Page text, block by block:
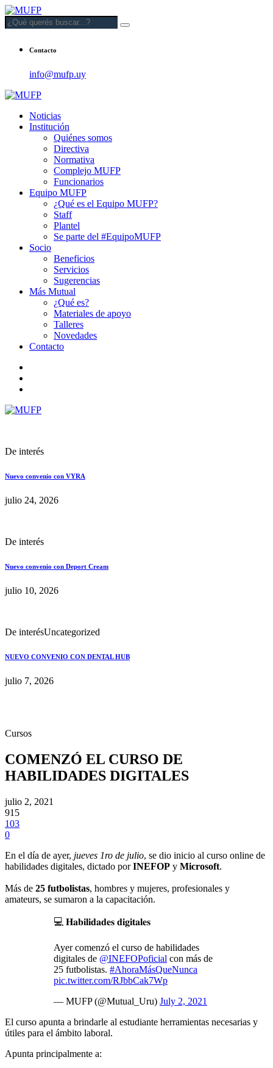
Contacto
info@mufp.uy
Noticias
Institución
Quiénes somos
Directiva
Normativa
Complejo MUFP
Funcionarios
Equipo MUFP
¿Qué es el Equipo MUFP?
Staff
Plantel
Se parte del #EquipoMUFP
Socio
Beneficios
Servicios
Sugerencias
Más Mutual
¿Qué es?
Materiales de apoyo
Talleres
Novedades
Contacto
De interés
Nuevo convenio con VYRA
julio 24, 2026
De interés
Nuevo convenio con Deport Cream
julio 10, 2026
De interésUncategorized
NUEVO CONVENIO CON DENTAL HUB
julio 7, 2026
Cursos
COMENZÓ EL CURSO DE
HABILIDADES DIGITALES
julio 2, 2021
915
103
0
En el día de ayer, jueves 1ro de julio, se dio inicio al curso online de
habilidades digitales, dictado porINEFOP y Microsoft.
Más de 25 futbolistas, hombres y mujeres, profesionales y
amateurs, se sumaron a la capacitación.
💻 𝐇𝐚𝐛𝐢𝐥𝐢𝐝𝐚𝐝𝐞𝐬 𝐝𝐢𝐠𝐢𝐭𝐚𝐥𝐞𝐬
Ayer comenzó el curso de habilidades
digitales de @INEFOPoficial con más de
25 futbolistas. #AhoraMásQueNunca
pic.twitter.com/RJbbCak7Wp
— MUFP (@Mutual_Uru) July 2, 2021
El curso apunta a brindarle al estudiante herramientas necesarias y
útiles para el ámbito laboral.
Apunta principalmente a: